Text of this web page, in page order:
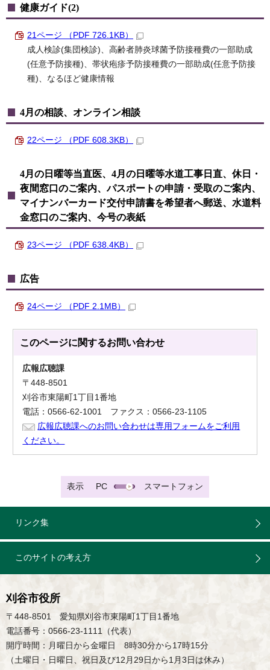
健康ガイド(2)
21ページ （PDF 726.1KB）
成人検診(集団検診)、高齢者肺炎球菌予防接種費の一部助成
(任意予防接種)、帯状疱疹予防接種費の一部助成(任意予防接
種)、なるほど健康情報
4月の相談、オンライン相談
22ページ （PDF 608.3KB）
4月の日曜等当直医、4月の日曜等水道工事日直、休日・
夜間窓口のご案内、パスポートの申請・受取のご案内、
マイナンバーカード交付申請書を希望者へ郵送、水道料
金窓口のご案内、今号の表紙
23ページ （PDF 638.4KB）
広告
24ページ （PDF 2.1MB）
このページに関するお問い合わせ
広報広聴課
〒448-8501
刈谷市東陽町1丁目1番地
電話：0566-62-1001 ファクス：0566-23-1105
広報広聴課へのお問い合わせは専用フォームをご利用
ください。
表示 PC スマートフォン
リンク集
このサイトの考え方
刈谷市役所
〒448-8501 愛知県刈谷市東陽町1丁目1番地
電話番号：0566-23-1111（代表）
開庁時間：月曜日から金曜日 8時30分から17時15分
（土曜日・日曜日、祝日及び12月29日から1月3日は休み）